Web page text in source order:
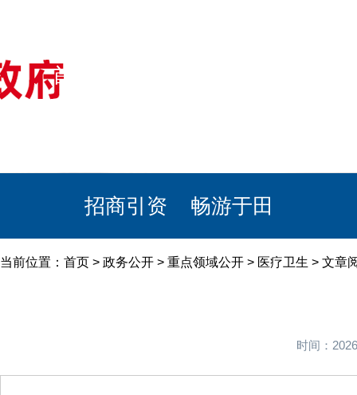
首页
招商引资 畅游于田
当前位置： 首页 > 政务公开 > 重点领域公开 > 医疗卫生 > 文章
时间：